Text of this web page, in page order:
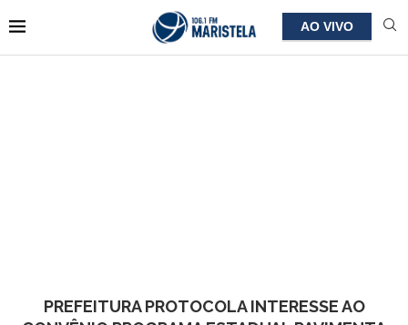
AO VIVO
PREFEITURA PROTOCOLA INTERESSE AO